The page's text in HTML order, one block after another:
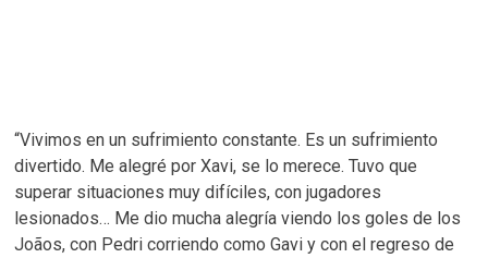
“Vivimos en un sufrimiento constante. Es un sufrimiento
divertido. Me alegré por Xavi, se lo merece. Tuvo que
superar situaciones muy difíciles, con jugadores
lesionados… Me dio mucha alegría viendo los goles de los
Joãos, con Pedri corriendo como Gavi y con el regreso de